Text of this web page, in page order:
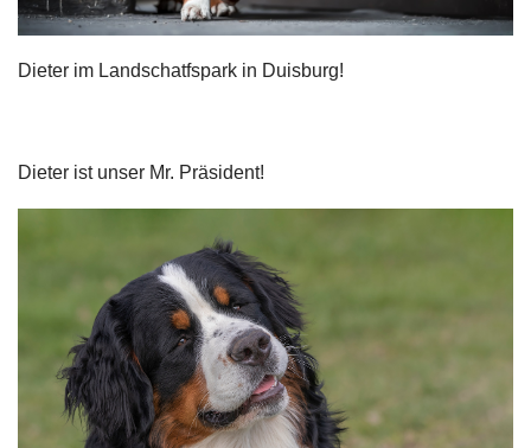
Dieter im Landschatfspark in Duisburg!
Dieter ist unser Mr. Präsident!